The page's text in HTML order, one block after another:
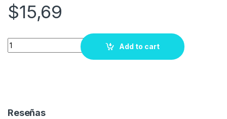
$15,69
Quantity
Add to cart
Reseñas